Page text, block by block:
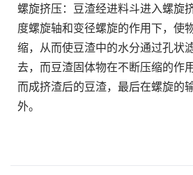
螺旋挤压：豆渣经进料斗进入螺旋
度螺旋轴和变径螺旋的作用下，使
缩，从而使豆渣中的水分通过孔状
去，而豆渣固体物在不断压缩的作
而成挤渣后的豆渣，最后在螺旋的
外。